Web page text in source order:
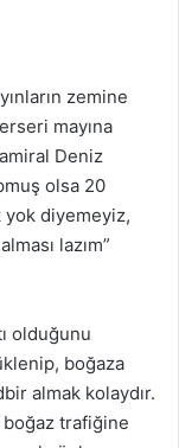
zemine
mayına
Deniz
olsa 20
yok diyemeyiz,
lazım”
olduğunu
boğaza
almak kolaydır.
trafiğine